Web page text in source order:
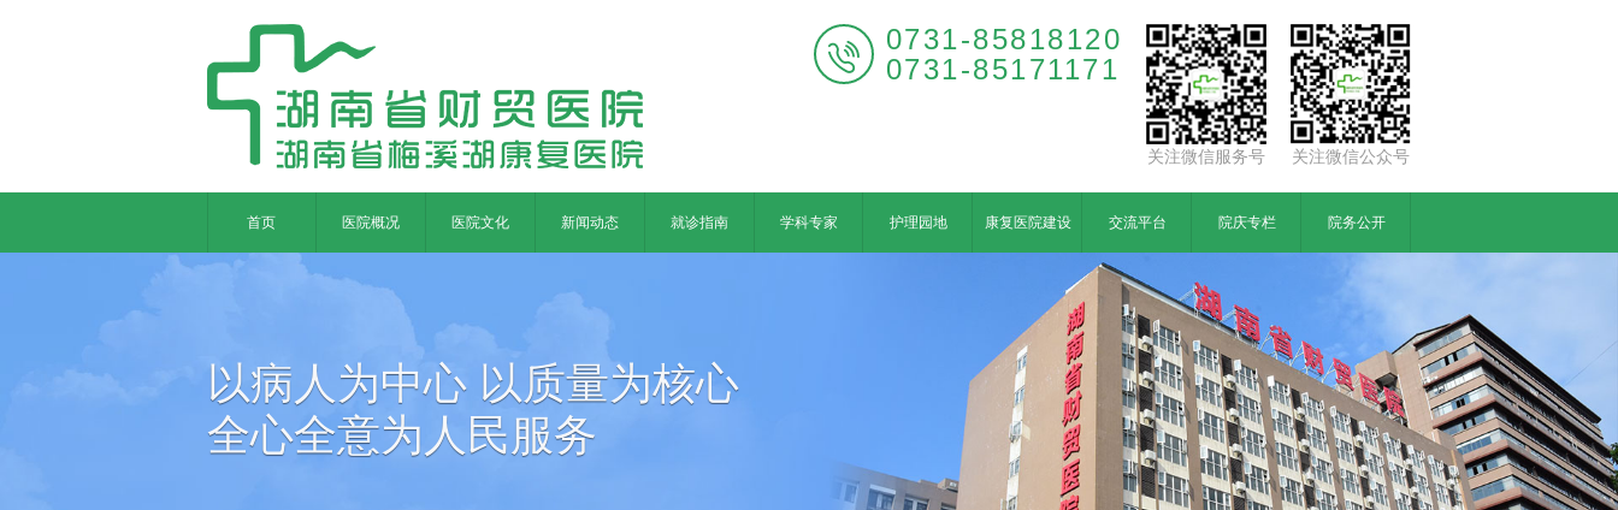
关注微信服务号 关注微信公众号

0731-85818120
0731-85171171
首页 医院概况 医院文化 新闻动态 就诊指南 学科专家 护理园地 康复医院建设 交流平台 院庆专栏 院务公开
以病人为中心 以质量为核心
全心全意为人民服务